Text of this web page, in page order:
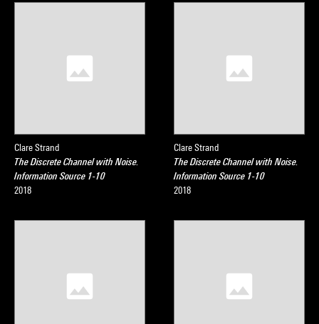
Clare Strand
The Discrete Channel with Noise.
Information Source 1-10
2018
Clare Strand
The Discrete Channel with Noise.
Information Source 1-10
2018